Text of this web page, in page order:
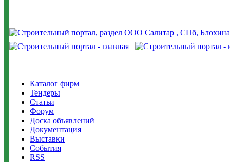
Каталог фирм
Тендеры
Статьи
Форум
Доска объявлений
Документация
Выставки
События
RSS